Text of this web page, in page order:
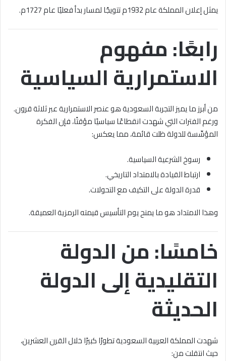
يمثل إعلان المملكة عام 1932م تتويجًا لمسار بدأ فعليًا عام 1727م.
رابعًا: مفهوم
الاستمرارية السياسية
من أبرز ما يميز التجربة السعودية هو عنصر الاستمرارية عبر ثلاثة قرون.
ورغم الفترات التي شهدت انقطاعًا سياسيًا مؤقتًا، فإن الفكرة
المؤسِّسة للدولة ظلت قائمة، مما يعكس:
رسوخ الشرعية السياسية.
ارتباط القيادة بالامتداد التاريخي.
قدرة الدولة على التكيف مع التحولات.
وهذا الامتداد هو ما يمنح يوم التأسيس قيمته الرمزية العميقة.
خامسًا: من الدولة
التقليدية إلى الدولة
الحديثة
شهدت المملكة العربية السعودية تطورًا كبيرًا خلال القرن العشرين،
حيث انتقلت من: